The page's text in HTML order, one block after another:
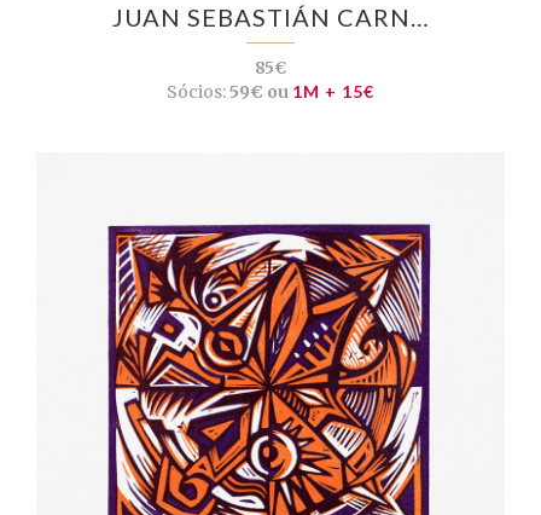
JUAN SEBASTIÁN CARN…
85€
Sócios:59€ ou 1M + 15€